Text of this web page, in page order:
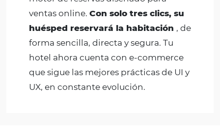
Transforme su sitio web en un comercio
hoteleroy aumente la conversión de sus
directas.